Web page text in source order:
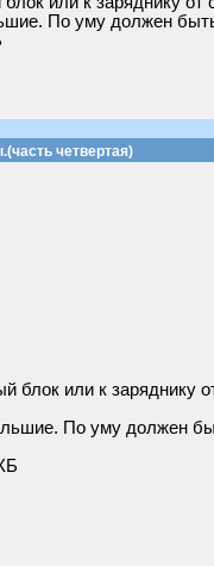
По уму должен
четвертая)
блок или к заряднику
По уму должен